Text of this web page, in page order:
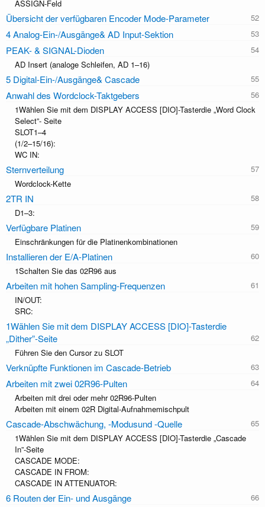
ASSIGN-Feld
Übersicht der verfügbaren Encoder Mode-Parameter
4 Analog-Ein-/Ausgänge& AD Input-Sektion
PEAK- & SIGNAL-Dioden
AD Insert (analoge Schleifen, AD 1–16)
5 Digital-Ein-/Ausgänge& Cascade
Anwahl des Wordclock-Taktgebers
1Wählen Sie mit dem DISPLAY ACCESS [DIO]-Tasterdie „Word Clock
Select”- Seite
SLOT1–4
(1/2–15/16):
WC IN:
Sternverteilung
Wordclock-Kette
2TR IN
D1–3:
Verfügbare Platinen
Einschränkungen für die Platinenkombinationen
Installieren der E/A-Platinen
1Schalten Sie das 02R96 aus
Arbeiten mit hohen Sampling-Frequenzen
IN/OUT:
SRC:
1Wählen Sie mit dem DISPLAY ACCESS [DIO]-Tasterdie
„Dither”-Seite
Führen Sie den Cursor zu SLOT
Verknüpfte Funktionen im Cascade-Betrieb
Arbeiten mit zwei 02R96-Pulten
Arbeiten mit drei oder mehr 02R96-Pulten
Arbeiten mit einem 02R Digital-Aufnahmemischpult
Cascade-Abschwächung, -Modusund -Quelle
1Wählen Sie mit dem DISPLAY ACCESS [DIO]-Tasterdie „Cascade
In”-Seite
CASCADE MODE:
CASCADE IN FROM:
CASCADE IN ATTENUATOR:
6 Routen der Ein- und Ausgänge